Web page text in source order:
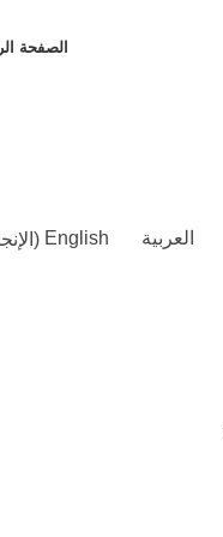
الصفحة
العربية English
(